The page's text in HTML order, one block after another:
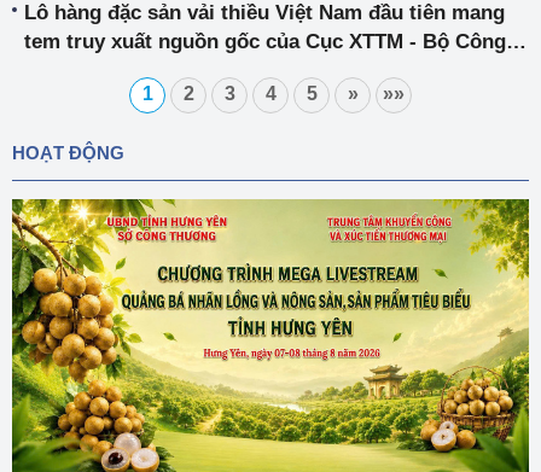
Anh và Bắc Ai-len
Lô hàng đặc sản vải thiều Việt Nam đầu tiên mang
tem truy xuất nguồn gốc của Cục XTTM - Bộ Công
1 2 3 4 5 » »»
HOẠT ĐỘNG